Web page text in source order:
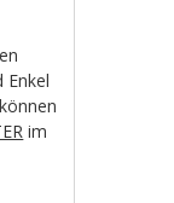
Enkel
im